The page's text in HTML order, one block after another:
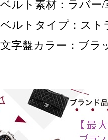
ベルト素材：ラバー/
ベルトタイプ：スト
文字盤カラー：ブラ